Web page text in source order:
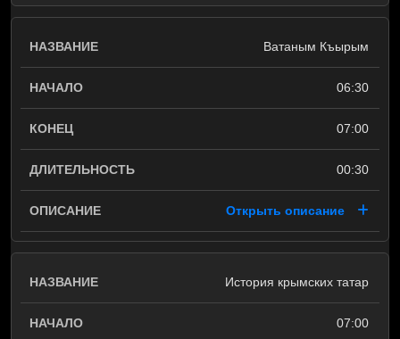
Ватаным Къырым
06:30
07:00
00:30
Открыть описание
История крымских татар
07:00